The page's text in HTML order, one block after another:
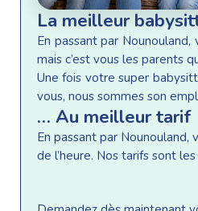
La meilleur
En passant par
mais c’est vous les parents
Une fois votre super
vous, nous sommes son
… Au meilleur tarif
En passant par
de l’heure. Nos tarifs sont